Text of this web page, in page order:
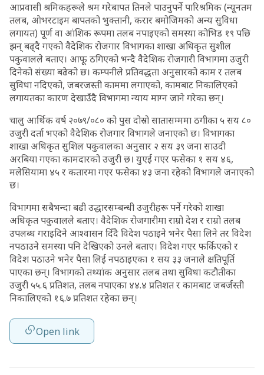
आप्रवासी श्रमिकहरूले श्रम गरेबापत तिनले पाउनुपर्ने पारिश्रमिक (न्यूनतम
तलब, ओभरटाइम बापतको भुक्तानी, करार बमोजिमको अन्य सुविधा
लगायत) पूर्ण वा आंशिक रूपमा तलब नपाइएको समस्या कोभिड १९ पछि
झन् बढ्दै गएको वैदेशिक रोजगार विभागका शाखा अधिकृत सुशील
पकुवालले बताए। आफू ठगिएको भन्दै वैदेशिक रोजगारी विभागमा उजुरी
दिनेको संख्या बढेको छ। कम्पनीले प्रतिवद्धता अनुसारको काम र तलब
सुविधा नदिएको, जबरजस्ती काममा लगाएको, कामबाट निकालिएको
लगायतका कारण देखाउँदै विभागमा न्याय माग्न जाने गरेका छन्।
चालु आर्थिक वर्ष २०७९/०८० को पुस दोस्रो सातासम्ममा ठगीका ५ सय ८०
उजुरी दर्ता भएको वैदेशिक रोजगार विभागले जनाएको छ। विभागका
शाखा अधिकृत सुशिल पकुवालका अनुसार २ सय ३९ जना साउदी
अरबिया गएका कामदारको उजुरी छ। युएई गएर फसेका १ सय ४६,
मलेसियामा ४५ र कतारमा गएर फसेका ४३ जना रहेको विभागले जनाएको
छ।
विभागमा सबैभन्दा बढी उद्धारसम्बन्धी उजुरीहरू पर्ने गरेको शाखा
अधिकृत पकुवालले बताए। वैदेशिक रोजगारीमा राम्रो देश र राम्रो तलब
उपलब्ध गराइदिने आश्वासन दिँदै विदेश पठाइने भनेर पैसा लिने तर विदेश
नपठाउने समस्या पनि देखिएको उनले बताए। विदेश गएर फर्किएको र
विदेश पठाउने भनेर पैसा लिई नपठाइएका १ सय ३३ जनाले क्षतिपूर्ति
पाएका छन्। विभागको तथ्यांक अनुसार तलब तथा सुविधा कटौतीका
उजुरी ५५.६ प्रतिशत, तलब नपाएका ४४.४ प्रतिशत र कामबाट जबर्जस्ती
निकालिएको १६.७ प्रतिशत रहेका छन्।
Open link